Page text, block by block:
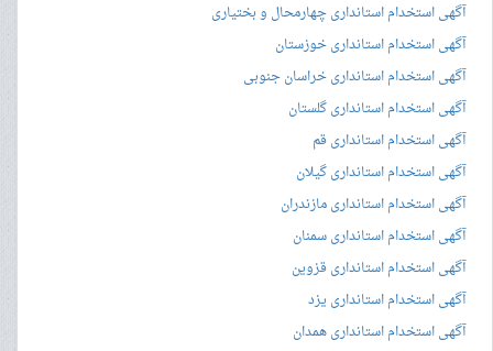
آگهی استخدام استانداری چهارمحال و بختیاری
آگهی استخدام استانداری خوزستان
آگهی استخدام استانداری خراسان جنوبی
آگهی استخدام استانداری گلستان
آگهی استخدام استانداری قم
آگهی استخدام استانداری گیلان
آگهی استخدام استانداری مازندران
آگهی استخدام استانداری سمنان
آگهی استخدام استانداری قزوین
آگهی استخدام استانداری یزد
آگهی استخدام استانداری همدان